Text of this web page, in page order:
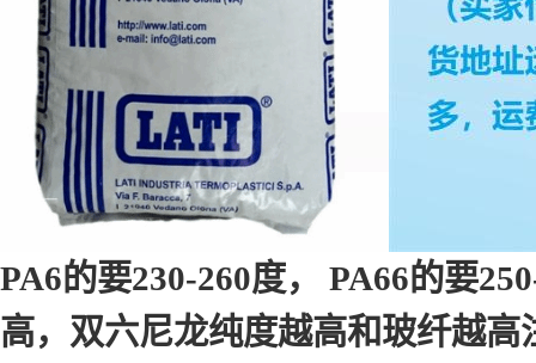
PA6的要230-260度， PA66的要
高，双六尼龙纯度越高和玻纤越高